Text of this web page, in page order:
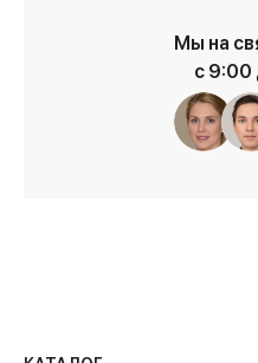
Мы на
с 9:00